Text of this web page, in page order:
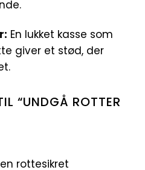
En lukket kasse som
giver et stød, der
“UNDGÅ ROTTER
rottesikret